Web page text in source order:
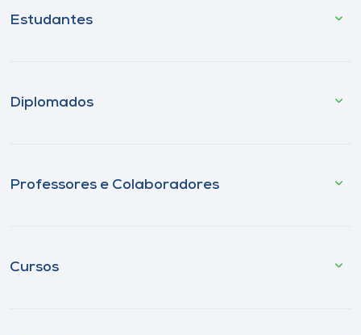
Estudantes
Diplomados
Professores e Colaboradores
Cursos